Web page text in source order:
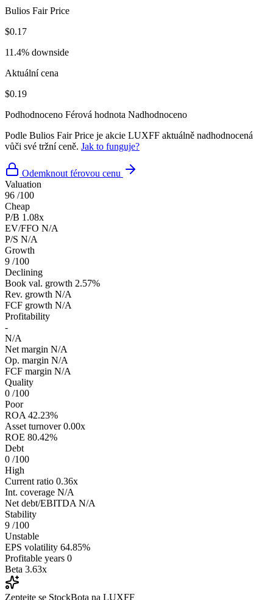
Bulios Fair Price
$0.17
11.4% downside
Aktuální cena
$0.19
Podhodnoceno Férová hodnota Nadhodnoceno
Podle Bulios Fair Price je akcie LUXFF aktuálně nadhodnocená
vůči své tržní ceně. Jak to funguje?
Odemknout férovou cenu
Valuation
96 /100
Cheap
P/B 1.08x
EV/FFO N/A
P/S N/A
Growth
9 /100
Declining
Book val. growth 2.57%
Rev. growth N/A
FCF growth N/A
Profitability
-
N/A
Net margin N/A
Op. margin N/A
FCF margin N/A
Quality
0 /100
Poor
ROA 42.23%
Asset turnover 0.00x
ROE 80.42%
Debt
0 /100
High
Current ratio 0.36x
Int. coverage N/A
Net debt/EBITDA N/A
Stability
9 /100
Unstable
EPS volatility 64.85%
Profitable years 0
Beta 3.63x
Zeptejte se StockBota na LUXFF